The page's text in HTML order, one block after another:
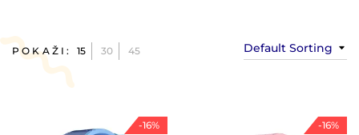
Default Sorting
POKAŽI: 15 30 45
-16% -16%